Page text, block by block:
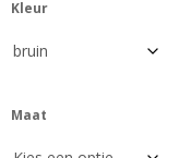
Kleur
Maat